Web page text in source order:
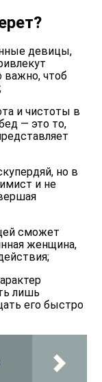
девицы,
важно, чтоб
и чистоты в
— это то,
но в
и не
сможет
женщина,
лишь
его быстро